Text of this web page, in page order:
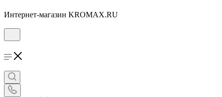
Интернет-магазин KROMAX.RU